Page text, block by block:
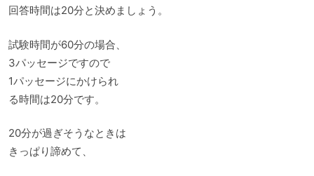
回答時間は20分と決めましょう。
試験時間が60分の場合、
3パッセージですので
1パッセージにかけられ
る時間は20分です。
20分が過ぎそうなときは
きっぱり諦めて、